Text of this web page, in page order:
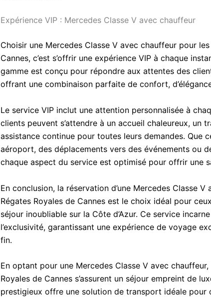
Expérience VIP : Mercedes Classe V avec chauffeur
Choisir une Mercedes Classe V avec chauffeur pour
Cannes, c’est s’offrir une expérience VIP à chaque
gamme est conçu pour répondre aux attentes des
offrant une combinaison parfaite de confort,
Le service VIP inclut une attention personnalisée à
clients peuvent s’attendre à un accueil chaleureux, un
assistance continue pour toutes leurs demandes. Que
aéroport, des déplacements vers des événements ou
chaque aspect du service est optimisé pour offrir une
En conclusion, la réservation d’une Mercedes Classe
Régates Royales de Cannes est le choix idéal pour
séjour inoubliable sur la Côte d’Azur. Ce service
l’exclusivité, garantissant une expérience de voyage
fin.
En optant pour une Mercedes Classe V avec
Royales de Cannes s’assurent un séjour empreint de
prestigieux offre une solution de transport idéale pour